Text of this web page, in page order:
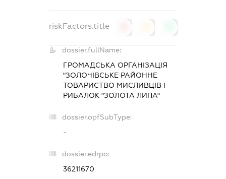
riskFactors.title
dossier.fullName:
ГРОМАДСЬКА ОРГАНІЗАЦІЯ
"ЗОЛОЧІВСЬКЕ РАЙОННЕ
ТОВАРИСТВО МИСЛИВЦІВ І
РИБАЛОК "ЗОЛОТА ЛИПА"
dossier.opfSubType:
-
dossier.edrpo:
36211670